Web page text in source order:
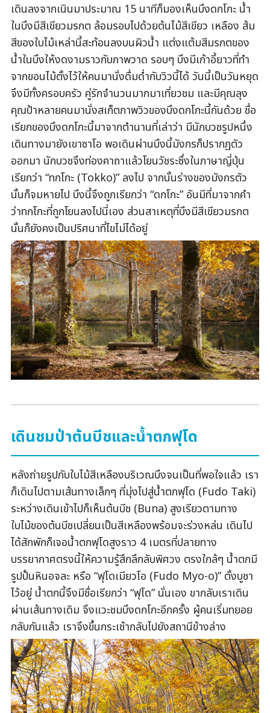
เดินลงจากเนินมาประมาณ 15 นาทีก็มองเห็นบึงดกโกะ น้ำ
ในบึงมีสีเขียวมรกต ล้อมรอบไปด้วยต้นไม้สีเขียว เหลือง ส้ม
สีของใบไม้เหล่านี้สะท้อนลงบนผิวน้ำ แต่งแต้มสีมรกตของ
น้ำในบึงให้งดงามราวกับภาพวาด รอบๆ บึงมีเก้าอี้ยาวที่ทำ
จากขอนไม้ตั้งไว้ให้คนมานั่งดื่มด่ำกับวิวนี้ได้ วันนี้เป็นวันหยุด
จึงมีทั้งครอบครัว คู่รักจำนวนมากมาเที่ยวชม และมีคุณลุง
คุณป้าหลายคนมานั่งสเก็ตภาพวิวของบึงดกโกะนี้กันด้วย ชื่อ
เรียกของบึงดกโกะนี้มาจากตำนานที่เล่าว่า มีนักบวชรูปหนึ่ง
เดินทางมายังเขาซาโอ พอเดินผ่านบึงนี้มังกรก็ปรากฏตัว
ออกมา นักบวชจึงท่องคาถาแล้วโยนวัชระซึ่งในภาษาญี่ปุ่น
เรียกว่า “ทกโกะ (Tokko)” ลงไป จากนั้นร่างของมังกรตัว
นั้นก็จมหายไป บึงนี้จึงถูกเรียกว่า “ดกโกะ” อันมีที่มาจากคำ
ว่าทกโกะที่ถูกโยนลงไปนี่เอง ส่วนสาเหตุที่บึงมีสีเขียวมรกต
นั้นก็ยังคงเป็นปริศนาที่ไขไม่ได้อยู่
เดินชมป่าต้นบีชและน้ำตกฟุโด
หลังถ่ายรูปกับใบไม้สีเหลืองบริเวณบึงจนเป็นที่พอใจแล้ว เรา
ก็เดินไปตามเส้นทางเล็กๆ ที่มุ่งไปสู่น้ำตกฟุโด (Fudo Taki)
ระหว่างเดินเข้าไปก็เห็นต้นบีช (Buna) สูงเรียวตามทาง
ใบไม้ของต้นบีชเปลี่ยนเป็นสีเหลืองพร้อมจะร่วงหล่น เดินไป
ได้สักพักก็เจอน้ำตกฟุโดสูงราว 4 เมตรที่ปลายทาง
บรรยากาศตรงนี้ให้ความรู้สึกลึกลับพิศวง ตรงใกล้ๆ น้ำตกมี
รูปปั้นหินอจละ หรือ “ฟุโดเมียวโอ (Fudo Myo-o)” ตั้งบูชา
ไว้อยู่ น้ำตกนี้จึงมีชื่อเรียกว่า “ฟุโด” นั่นเอง ขากลับเราเดิน
ผ่านเส้นทางเดิม จึงแวะชมบึงดกโกะอีกครั้ง ผู้คนเริ่มทยอย
กลับกันแล้ว เราจึงขึ้นกระเช้ากลับไปยังสถานีข้างล่าง